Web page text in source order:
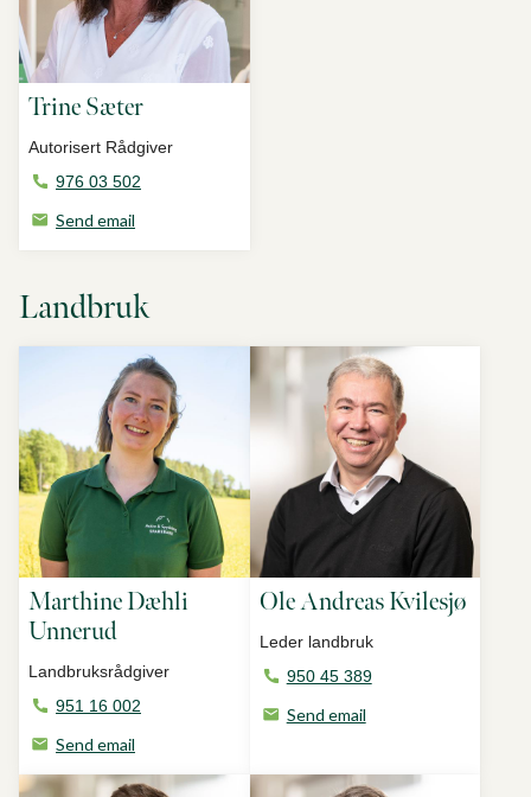
Trine Sæter
Autorisert Rådgiver
976 03 502
Send email
Landbruk
Marthine Dæhli
Unnerud
Landbruksrådgiver
951 16 002
Send email
Ole Andreas Kvilesjø
Leder landbruk
950 45 389
Send email